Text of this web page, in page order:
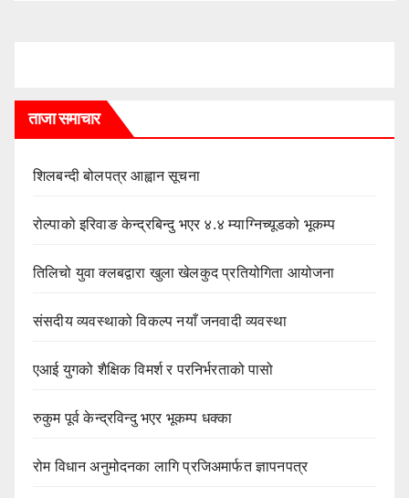
ताजा समाचार
शिलबन्दी बोलपत्र आह्वान सूचना
रोल्पाको इरिवाङ केन्द्रबिन्दु भएर ४.४ म्याग्निच्यूडको भूकम्प
तिलिचो युवा क्लबद्वारा खुला खेलकुद प्रतियोगिता आयोजना
संसदीय व्यवस्थाको विकल्प नयाँ जनवादी व्यवस्था
एआई युगको शैक्षिक विमर्श र परनिर्भरताको पासो
रुकुम पूर्व केन्द्रविन्दु भएर भूकम्प धक्का
रोम विधान अनुमोदनका लागि प्रजिअमार्फत ज्ञापनपत्र